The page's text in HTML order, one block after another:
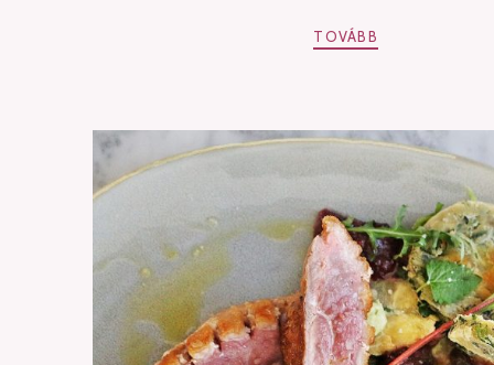
TOVÁBB